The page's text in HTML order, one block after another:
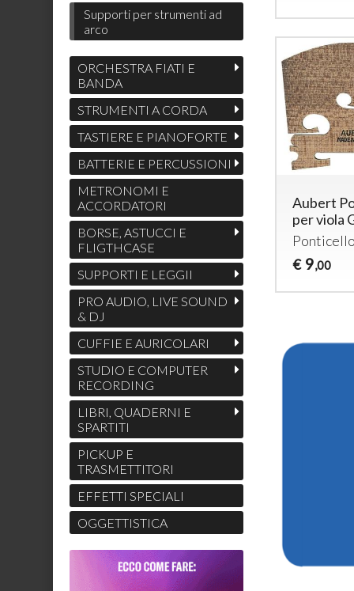
Aubert
per viola
€ 9,00
Supporti per strumenti ad
arco
ORCHESTRA FIATI E
BANDA
STRUMENTI A CORDA
TASTIERE E PIANOFORTE
BATTERIE E PERCUSSIONI
METRONOMI E
ACCORDATORI
BORSE, ASTUCCI E
FLIGTHCASE
SUPPORTI E LEGGII
PRO AUDIO, LIVE SOUND
& DJ
CUFFIE E AURICOLARI
STUDIO E COMPUTER
RECORDING
LIBRI, QUADERNI E
SPARTITI
PICKUP E
TRASMETTITORI
EFFETTI SPECIALI
OGGETTISTICA